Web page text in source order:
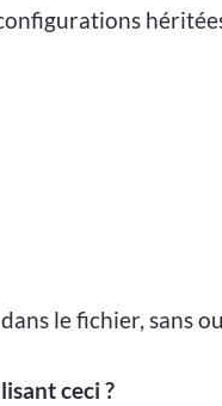
dans le fichier, sans
ceci ?